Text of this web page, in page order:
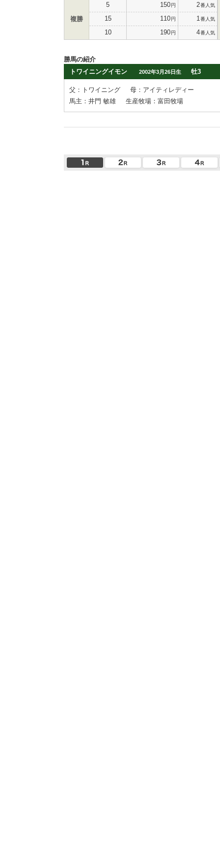
複勝
5 150円 2番人気
15 110円 1 番人気
10 190円 4番人気
勝馬の紹介
トワイニングイモン
2002年3月26日生 牡3
父：トワイニング
母：アイティレディー
馬主：井門 敏雄
生産牧場：富田牧場